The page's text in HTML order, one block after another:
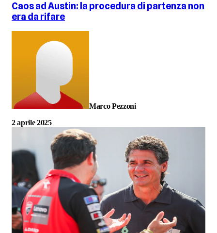
Caos ad Austin: la procedura di partenza non
era da rifare
Marco Pezzoni
2 aprile 2025